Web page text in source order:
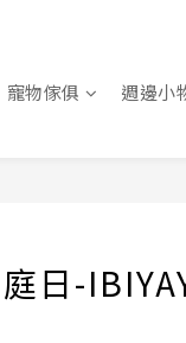
寵物傢俱 週邊小
日-